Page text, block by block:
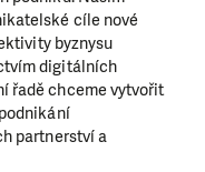
cíle nové
byznysu
digitálních
řadě chceme vytvořit
partnerství a